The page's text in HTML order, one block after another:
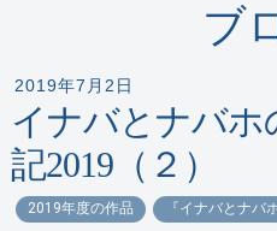
ブ
2019年7月2日
イナバとナバホ
記2019（２）
2019年度の作品 『イナバとナバ